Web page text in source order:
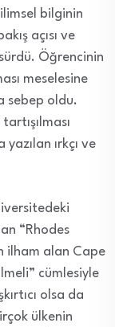
bilginin
açısı ve
Öğrencinin
meselesine
sebep oldu.
ırkçı ve
“Rhodes
ilham alan Cape
cümlesiyle
olsa da
ülkenin